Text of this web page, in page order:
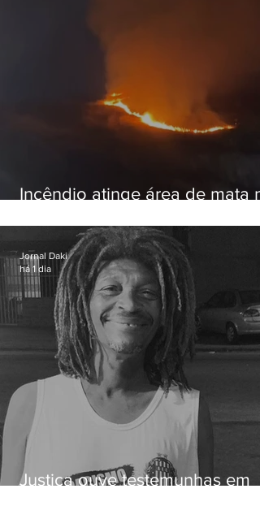
Incêndio atinge área de mata
Iguaçu
Justiça ouve testemunhas em
Jornal Daki
há 1 dia